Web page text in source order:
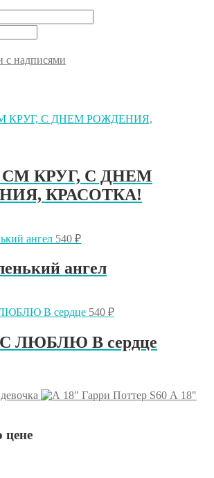
с надписями
СМ КРУГ, С ДНЕМ
КРАСОТКА!
540 ₽
ангел
540 ₽
ЛЮБЛЮ В сердце
А 18"
цене